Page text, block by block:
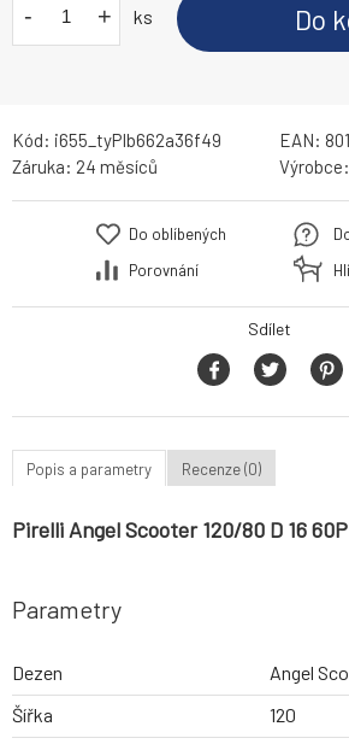
- + ks Do
Kód: i655_tyPIb662a36f49 EAN:
Záruka: 24 měsíců Výrobce:
Do oblíbených
Porovnání
Sdílet
Popis a parametry Recenze (0)
Pirelli Angel Scooter 120/80 D 16 60P
Parametry
Dezen
Angel
Šířka
120